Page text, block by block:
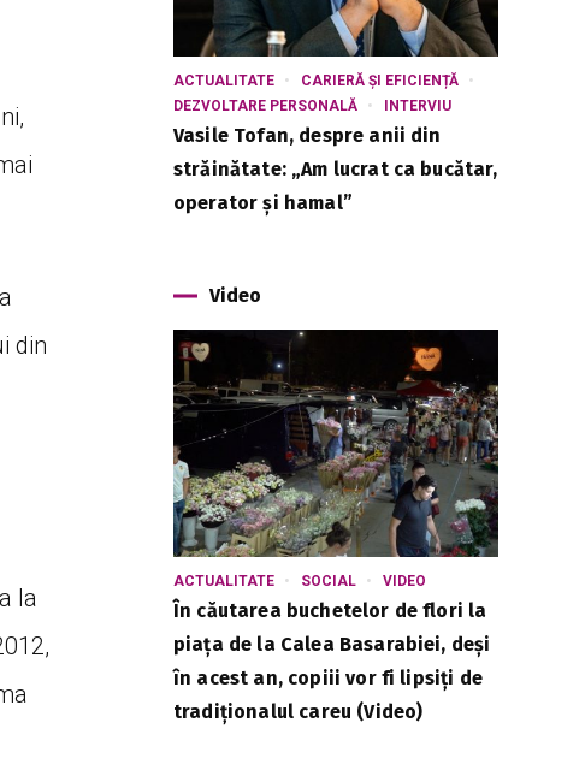
din
la
ACTUALITATE
CARIERĂ ȘI EFICIENȚĂ
DEZVOLTARE PERSONALĂ
INTERVIU
Vasile Tofan, despre anii din
străinătate: „Am lucrat ca bucătar,
operator și hamal”
Video
ACTUALITATE SOCIAL VIDEO
În căutarea buchetelor de flori la
piața de la Calea Basarabiei, deși
în acest an, copiii vor fi lipsiți de
tradiționalul careu (Video)